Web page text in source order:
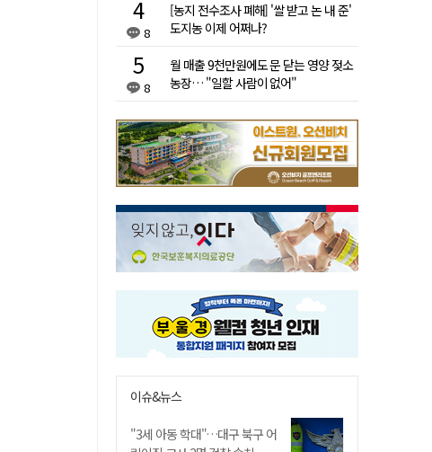
8
[농지 전수조사 폐해] '쌀 받고 논 내 준'
도지농 이제 어쩌나?
8
월 매출 9천만원에도 문 닫는 영양 젖소
농장… "일할 사람이 없어"
이슈&뉴스
"3세 아동 학대"…대구 북구 어